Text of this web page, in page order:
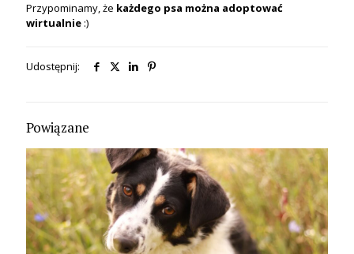
Przypominamy, że każdego psa można adoptować
wirtualnie :)
Udostępnij:
Powiązane